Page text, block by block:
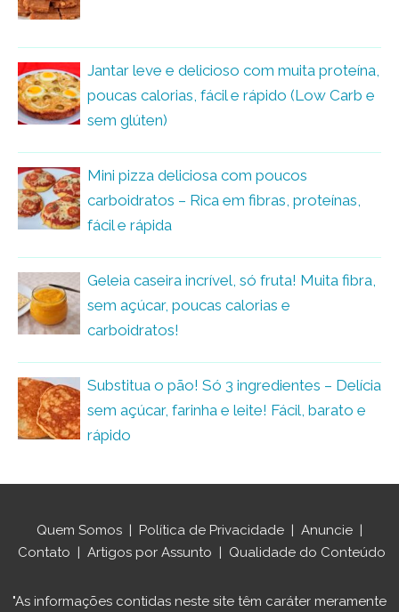
Jantar leve e delicioso com muita proteína,
poucas calorias, fácil e rápido (Low Carb e
sem glúten)
Mini pizza deliciosa com poucos
carboidratos – Rica em fibras, proteínas,
fácil e rápida
Geleia caseira incrível, só fruta! Muita fibra,
sem açúcar, poucas calorias e
carboidratos!
Substitua o pão! Só 3 ingredientes – Delícia
sem açúcar, farinha e leite! Fácil, barato e
rápido
Quem Somos | Política de Privacidade | Anuncie |
Contato | Artigos por Assunto | Qualidade do Conteúdo
"As informações contidas neste site têm caráter meramente